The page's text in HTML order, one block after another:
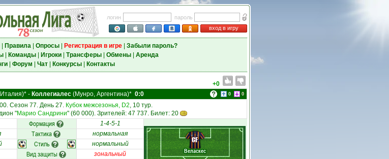
логин
пароль
вход в игру
| Правила| Опросы| Регистрация в игре| Забыли пароль?
| Команды| Игроки| Трансферы| Обмены| Аренда
| Форум Чат| Конкурсы| Контакты
+0
- Коллегиалес(Мунро, Аргентина)* 0:0 0 0
Сезон 77. День 27. Кубок межсезонья, D2, 10 тур.
"Марио Сандрини" (60 000). Зрителей: 47 737. Билет: 20
Формация 1-4-5-1
Веласкес
CF
Тактика
нормальная
Стиль
нормальный
Вид защиты
зональный